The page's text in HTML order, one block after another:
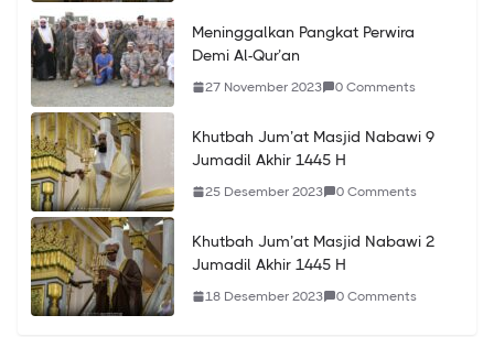
Meninggalkan Pangkat Perwira
Demi Al-Qur’an
27 November 2023 0 Comments
Khutbah Jum’at Masjid Nabawi 9
Jumadil Akhir 1445 H
25 Desember 2023 0 Comments
Khutbah Jum’at Masjid Nabawi 2
Jumadil Akhir 1445 H
18 Desember 2023 0 Comments